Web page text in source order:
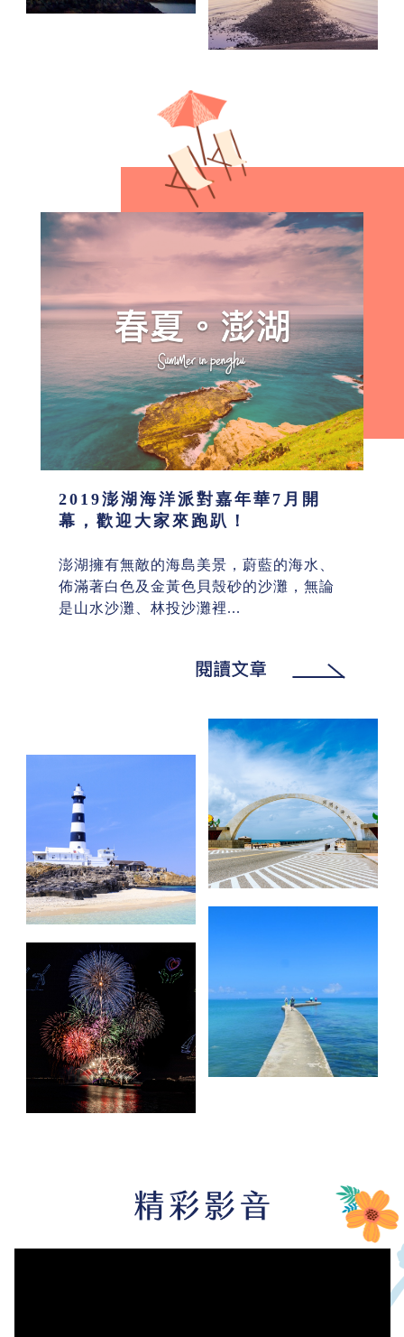
2019澎湖海洋派對嘉年華7月開
幕，歡迎大家來跑趴！
澎湖擁有無敵的海島美景，蔚藍的海水、
佈滿著白色及金黃色貝殼砂的沙灘，無論
是山水沙灘、林投沙灘裡...